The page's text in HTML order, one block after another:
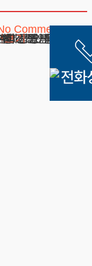
Comments
보기
학